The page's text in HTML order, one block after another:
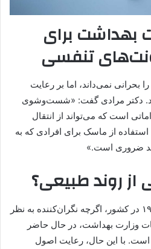
بهداشت برای
تنفسی
نمی‌داند، اما بر رعایت
دکتر مرادی گفت: «شست‌وشوی
است که می‌تواند از انتقال
از ماسک برای افرادی که به
ضروری است.»
از روند طبیعی؟
افزایش دو برابری آمار کووید-۱۹ در کشور، اگرچه نگران‌کننده به نظر
وزارت بهداشت، در حال حاضر
با این حال، رعایت اصول